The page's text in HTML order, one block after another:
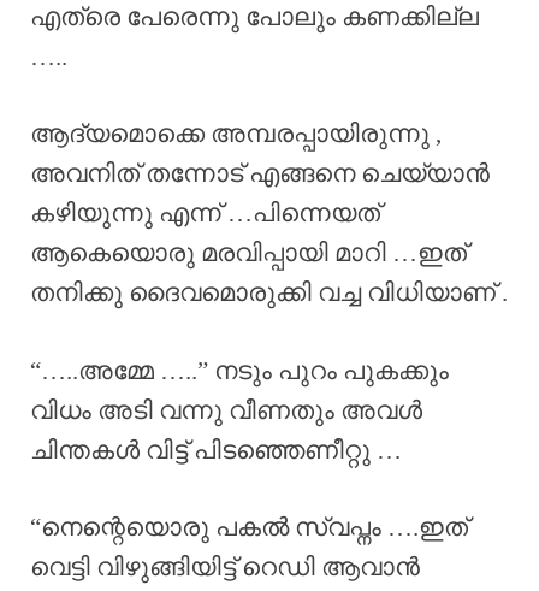
എത്രെ പേരെന്നു പോലും കണക്കില്ല
…..
ആദ്യമൊക്കെ അമ്പരപ്പായിരുന്നു ,
അവനിത് തന്നോട് എങ്ങനെ ചെയ്യാൻ
കഴിയുന്നു എന്ന് …പിന്നെയത്
ആകെയൊരു മരവിപ്പായി മാറി …ഇത്
തനിക്കു ദൈവമൊരുക്കി വച്ച വിധിയാണ് .
“…..അമ്മേ …..” നടും പുറം പുകക്കും
വിധം അടി വന്നു വീണതും അവൾ
ചിന്തകൾ വിട്ട് പിടഞ്ഞെണീറ്റു …
“നെന്റെയൊരു പകൽ സ്വപ്നം ….ഇത്
വെട്ടി വിഴുങ്ങിയിട്ട് റെഡി ആവാൻ